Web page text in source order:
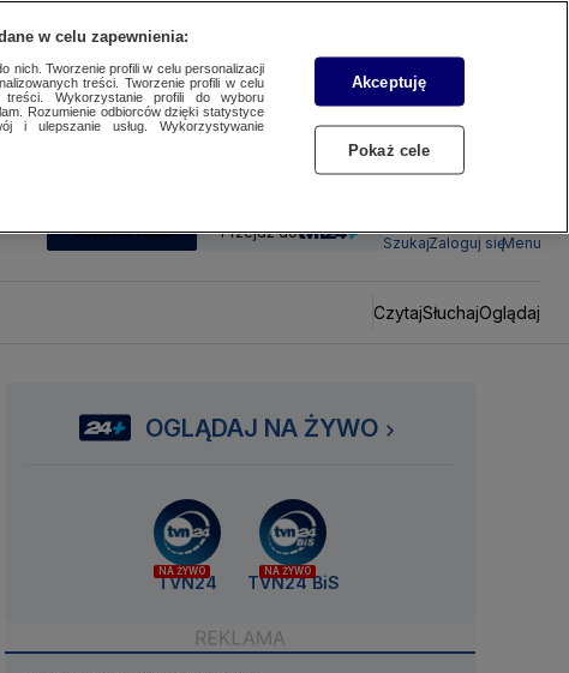
SUBSKRYBUJ Przejdź do
SzukajZaloguj sięMenu
CzytajSłuchajOglądaj
OGLĄDAJ NA ŻYWO
NA ŻYWO
TVN24
NA ŻYWO
TVN24 BiS
w celu zapewnienia:
nich. Tworzenie profili w celu personalizacji
treści. Tworzenie profili w celu
treści. Wykorzystanie profili do wyboru
Rozumienie odbiorców dzięki statystyce
i ulepszanie usług. Wykorzystywanie
Akceptuję
Pokaż cele